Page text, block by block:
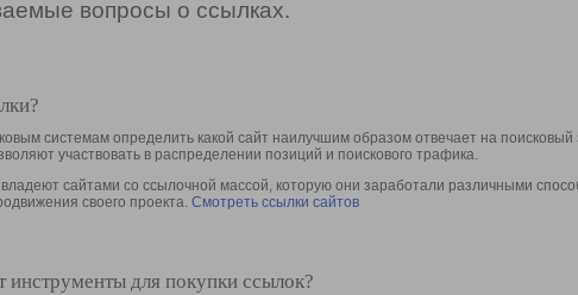
вопросы о ссылках.
системам определить какой сайт наилучшим образом отвечает на
участвовать в раcпределении позиций и поискового трафика.
сайтами со ссылочной массой, которую они заработали различными
своего проекта. Смотреть ссылки сайтов
инструменты для покупки ссылок?